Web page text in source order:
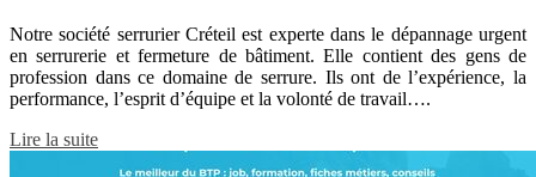
Notre société serrurier Créteil est experte dans le dépannage urgent
en serrurerie et fermeture de bâtiment. Elle contient des gens de
profession dans ce domaine de serrure. Ils ont de l’expérience, la
performance, l’esprit d’équipe et la volonté de travail….
Lire la suite